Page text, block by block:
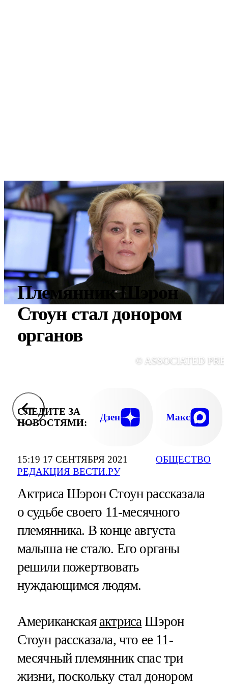
15:19 17 СЕНТЯБРЯ 2021
РЕДАКЦИЯ ВЕСТИ.РУ
ОБЩЕСТВО
Племянник Шэрон
Стоун стал донором
органов
© ASSOCIATED
СЛЕДИТЕ ЗА
НОВОСТЯМИ:
Дзен Макс
Актриса Шэрон Стоун рассказала
о судьбе своего 11-месячного
племянника. В конце августа
малыша не стало. Его органы
решили пожертвовать
нуждающимся людям.
Американская актрисаШэрон
Стоун рассказала, что ее 11-
месячный племянник спас три
жизни, поскольку стал донором